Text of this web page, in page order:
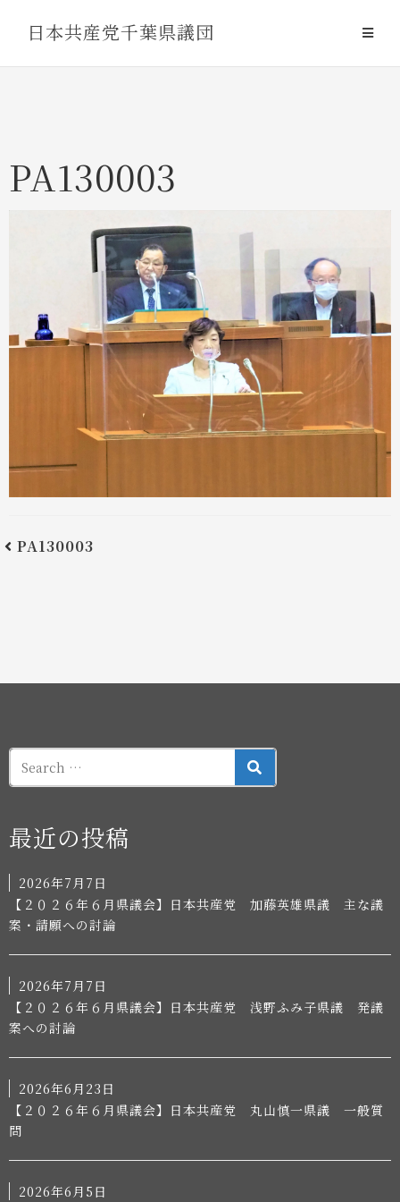
日本共産党千葉県議団
PA130003
PA130003
SEARCH
最近の投稿
2026年7月7日
【２０２６年６月県議会】日本共産党 加藤英雄県議 主な議
案・請願への討論
2026年7月7日
【２０２６年６月県議会】日本共産党 浅野ふみ子県議 発議
案への討論
2026年6月23日
【２０２６年６月県議会】日本共産党 丸山慎一県議 一般質
問
2026年6月5日